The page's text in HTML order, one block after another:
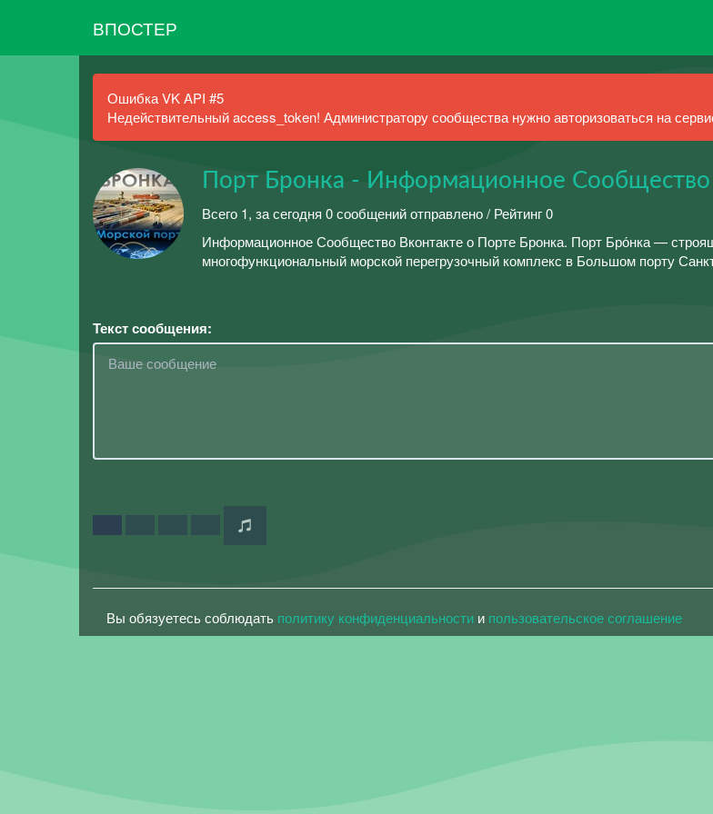
ВПОСТЕР
Ошибка VK API #5
Недействительный access_token! Администратору сообщества нужно авторизоваться на
Порт Бронка - Информационное Сообщество
Всего 1, за сегодня 0 сообщений отправлено / Рейтинг 0
Информационное Сообщество Вконтакте о Порте Бронка. Порт Бро́нка —
многофункциональный морской перегрузочный комплекс в Большом порту
Текст сообщения:
Вы обязуетесь соблюдать политику конфиденциальности и пользовательское соглашение